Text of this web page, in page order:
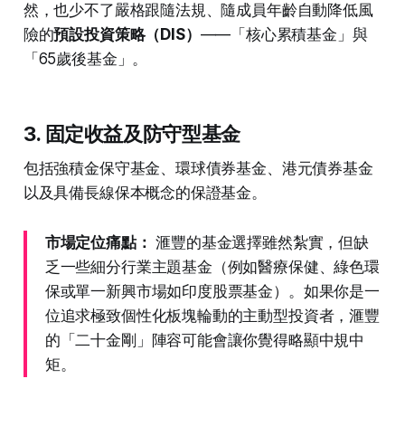
然，也少不了嚴格跟隨法規、隨成員年齡自動降低風
險的預設投資策略（DIS） ——「核心累積基金」與
「65歲後基金」。
3. 固定收益及防守型基金
包括強積金保守基金、環球債券基金、港元債券基金
以及具備長線保本概念的保證基金。
市場定位痛點： 滙豐的基金選擇雖然紮實，但缺
乏一些細分行業主題基金（例如醫療保健、綠色環
保或單一新興市場如印度股票基金）。如果你是一
位追求極致個性化板塊輪動的主動型投資者，滙豐
的「二十金剛」陣容可能會讓你覺得略顯中規中
矩。